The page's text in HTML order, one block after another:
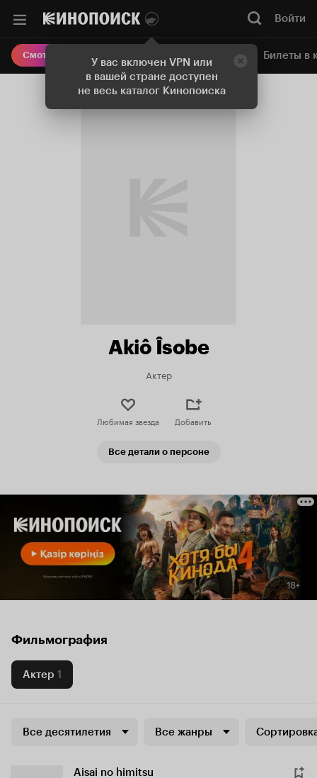
У вас включен VPN или
в вашей стране доступен
не весь каталог Кинопоиска
Войти
Смотреть кино Онлайн-кинотеатр Билеты в
Akiô Îsobe
Актер
Любимая звезда Добавить
Все детали о персоне
Фильмография
Актер 1
Все десятилетия Все жанры
Aisai no himitsu